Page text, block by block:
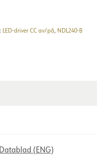
LED-driver CC av/på, NDL240-B
Datablad (ENG)